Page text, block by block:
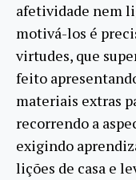
afetividade nem
motivá-los é
virtudes, que
feito
materiais extras
recorrendo a
exigindo
lições de casa e